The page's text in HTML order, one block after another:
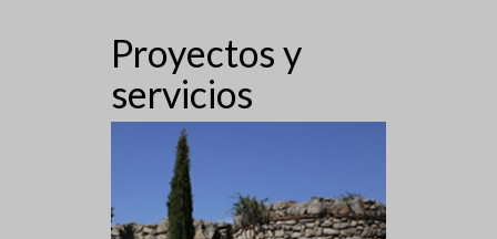
Proyectos y
servicios